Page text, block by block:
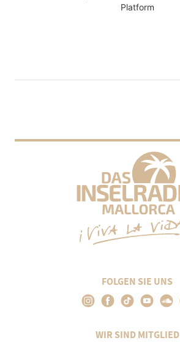
Platform
FOLGEN SIE UNS
WIR SIND MITGLIED